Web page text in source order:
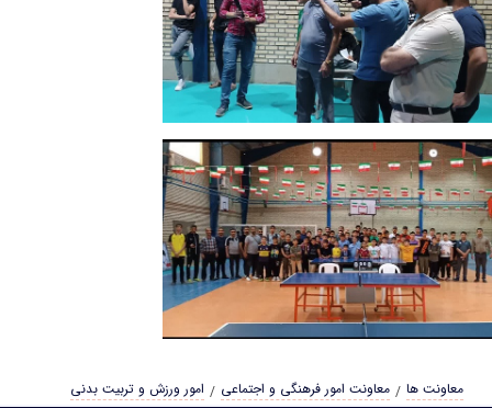
معاونت ها معاونت امور فرهنگی و اجتماعی امور ورزش و تربیت بدنی